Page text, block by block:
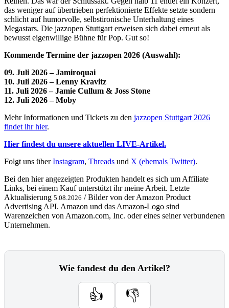
das weniger auf übertrieben perfektionierte Effekte setzte sondern
schlicht auf humorvolle, selbstironische Unterhaltung eines
Megastars. Die jazzopen Stuttgart erweisen sich dabei erneut als
bewusst eigenwillige Bühne für Pop. Gut so!
Kommende Termine der jazzopen 2026 (Auswahl):
09. Juli 2026 – Jamiroquai
10. Juli 2026 – Lenny Kravitz
11. Juli 2026 – Jamie Cullum & Joss Stone
12. Juli 2026 – Moby
Mehr Informationen und Tickets zu den jazzopen Stuttgart 2026
findet ihr hier.
Hier findest du unsere aktuellen LIVE-Artikel.
Folgt uns überInstagram, Threads und X (ehemals Twitter).
Bei den hier angezeigten Produkten handelt es sich um Affiliate
Links, bei einem Kauf unterstützt ihr meine Arbeit. Letzte
Aktualisierung 5.08.2026 / Bilder von der Amazon Product
Advertising API. Amazon und das Amazon-Logo sind
Warenzeichen von Amazon.com, Inc. oder eines seiner verbundenen
Unternehmen.
Wie fandest du den Artikel?
👍 👎